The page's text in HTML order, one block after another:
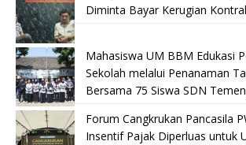
Diminta Bayar Kerugian
Mahasiswa UM BBM Edukasi
Sekolah melalui Penanaman
Bersama 75 Siswa SDN
Forum Cangkrukan Pancasila
Insentif Pajak Diperluas untuk